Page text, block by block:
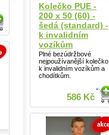
Kolečko PUE -
200 x 50 (60) -
šedá (standard) -
k invalidním
vozíkům
Plné bezúdržbové
nejpoužívanější kolečko
k invalidním vozíkům a
chodítkům.
586 Kč